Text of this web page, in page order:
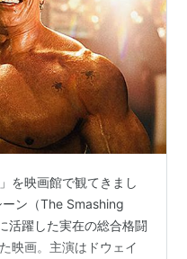
を映画館で観てきまし
ン（The Smashing
活躍した実在の総合格闘
映画。主演はドウェイ